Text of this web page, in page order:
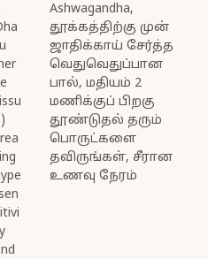
Ashwagandha,
தூக்கத்திற்கு முன்
ஜாதிக்காய் சேர்த்த
வெதுவெதுப்பான
பால், மதியம் 2
மணிக்குப் பிறகு
தூண்டுதல் தரும்
பொருட்களை
தவிருங்கள், சீரான
உணவு நேரம்